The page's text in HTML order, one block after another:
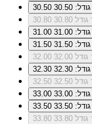
30.50
30.50
30.80
30.80
31.00
31.00
31.50
31.50
32.00
32.00
32.30
32.30
32.50
32.50
33.00
33.00
33.50
33.50
33.80
33.80